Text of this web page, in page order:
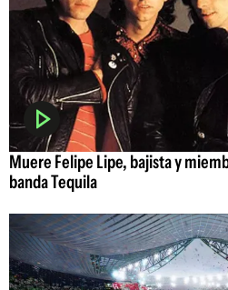
Muere Felipe Lipe, bajista y
banda Tequila